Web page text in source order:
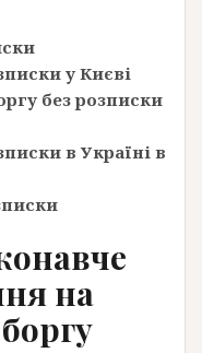
у Києві
без розписки
в Україні в
на